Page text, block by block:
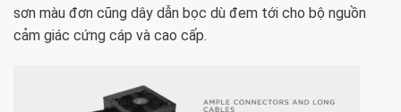
sơn màu đơn cũng dây dẫn bọc dù đem tới cho bộ nguồn
cảm giác cứng cáp và cao cấp.